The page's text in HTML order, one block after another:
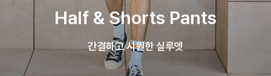
Half & Shorts Pants
간결하고 시원한 실루엣